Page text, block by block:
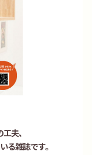
夫、
る雑誌です。